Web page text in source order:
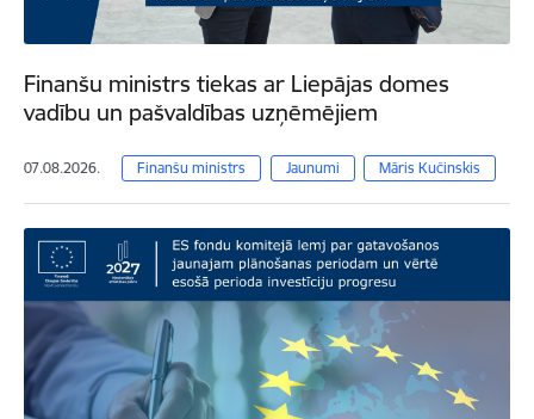
Finanšu ministrs tiekas ar Liepājas domes
vadību un pašvaldības uzņēmējiem
07.08.2026. Finanšu ministrs Jaunumi Māris Kučinskis